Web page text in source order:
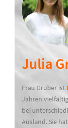
Julia
Frau Gruber ist
Jahren
bei
Ausland. Sie